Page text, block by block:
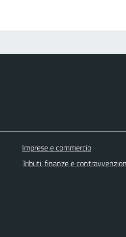
Imprese e commercio
Tributi, finanze e